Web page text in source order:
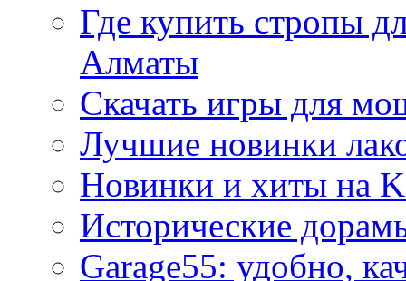
Где купить стропы
Алматы
Скачать игры для
Лучшие новинки
Новинки и хиты на
Исторические
Garage55: удобно,